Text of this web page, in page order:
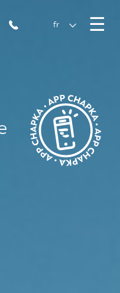
Voyages
+33 1 74 85 50 50
fr ☰